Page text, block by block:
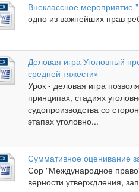
Внеклассное мероприятие
одно из важнейших прав
Деловая игра Уголовный
средней тяжести»
Урок - деловая игра
принципах, стадиях
судопроизводства со
этапах уголовно...
Суммативное оценивание
Сор "Международное
верности утверждления,